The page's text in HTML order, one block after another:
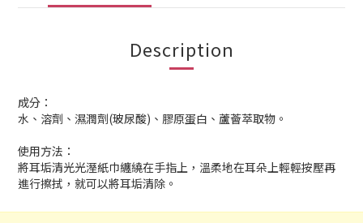
Description
成分：
水、溶劑、濕潤劑(玻尿酸)、膠原蛋白、蘆薈萃取物。
使用方法：
將耳垢清光光溼紙巾纏繞在手指上，溫柔地在耳朵上輕輕按壓再
進行擦拭，就可以將耳垢清除。